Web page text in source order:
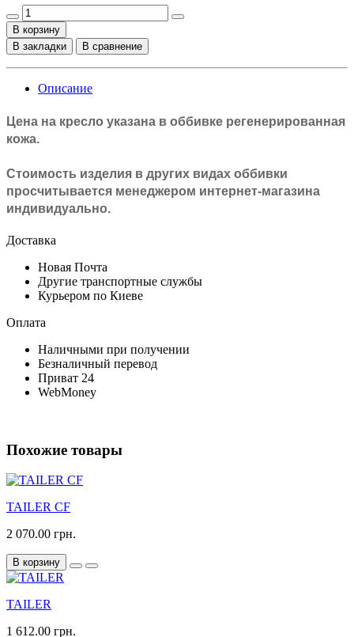
В корзину
В закладки
В сравнение
Описание
Цена на кресло указана в оббивке регенерированная
кожа.
Стоимость изделия в других видах оббивки
просчитывается менеджером интернет-магазина
индивидуально.
Доставка
Новая Почта
Другие транспортные службы
Курьером по Киеве
Оплата
Наличными при получении
Безналичный перевод
Приват 24
WebMoney
Похожие товары
TAILER CF
2 070.00 грн.
В корзину
TAILER
1 612.00 грн.